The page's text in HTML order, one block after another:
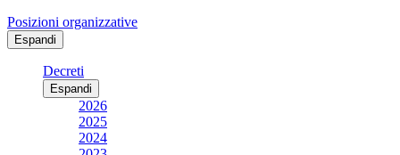
Posizioni organizzative
Espandi
Decreti
Espandi
2026
2025
2024